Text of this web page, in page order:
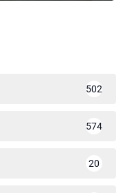
502
574
20